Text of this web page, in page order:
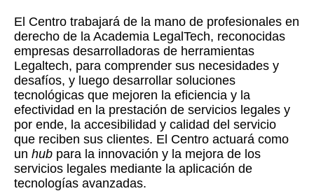
El Centro trabajará de la mano de profesionales en
derecho de la Academia LegalTech, reconocidas
empresas desarrolladoras de herramientas
Legaltech, para comprender sus necesidades y
desafíos, y luego desarrollar soluciones
tecnológicas que mejoren la eficiencia y la
efectividad en la prestación de servicios legales y
por ende, la accesibilidad y calidad del servicio
que reciben sus clientes. El Centro actuará como
un hub para la innovación y la mejora de los
servicios legales mediante la aplicación de
tecnologías avanzadas.